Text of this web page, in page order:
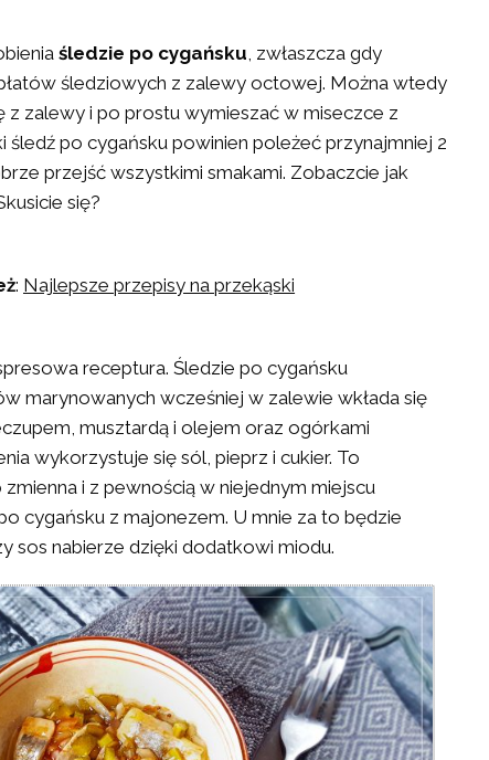
śledzie po cygańsku, zwłaszcza gdy
śledziowych z zalewy octowej. Można wtedy
zalewy i po prostu wymieszać w miseczce z
śledź po cygańsku powinien poleżeć przynajmniej 2
przejść wszystkimi smakami. Zobaczcie jak
się?
: Najlepsze przepisy na przekąski
receptura. Śledzie po cygańsku
marynowanych wcześniej w zalewie wkłada się
musztardą i olejem oraz ogórkami
wykorzystuje się sól, pieprz i cukier. To
i z pewnością w niejednym miejscu
cygańsku z majonezem. U mnie za to będzie
sos nabierze dzięki dodatkowi miodu.